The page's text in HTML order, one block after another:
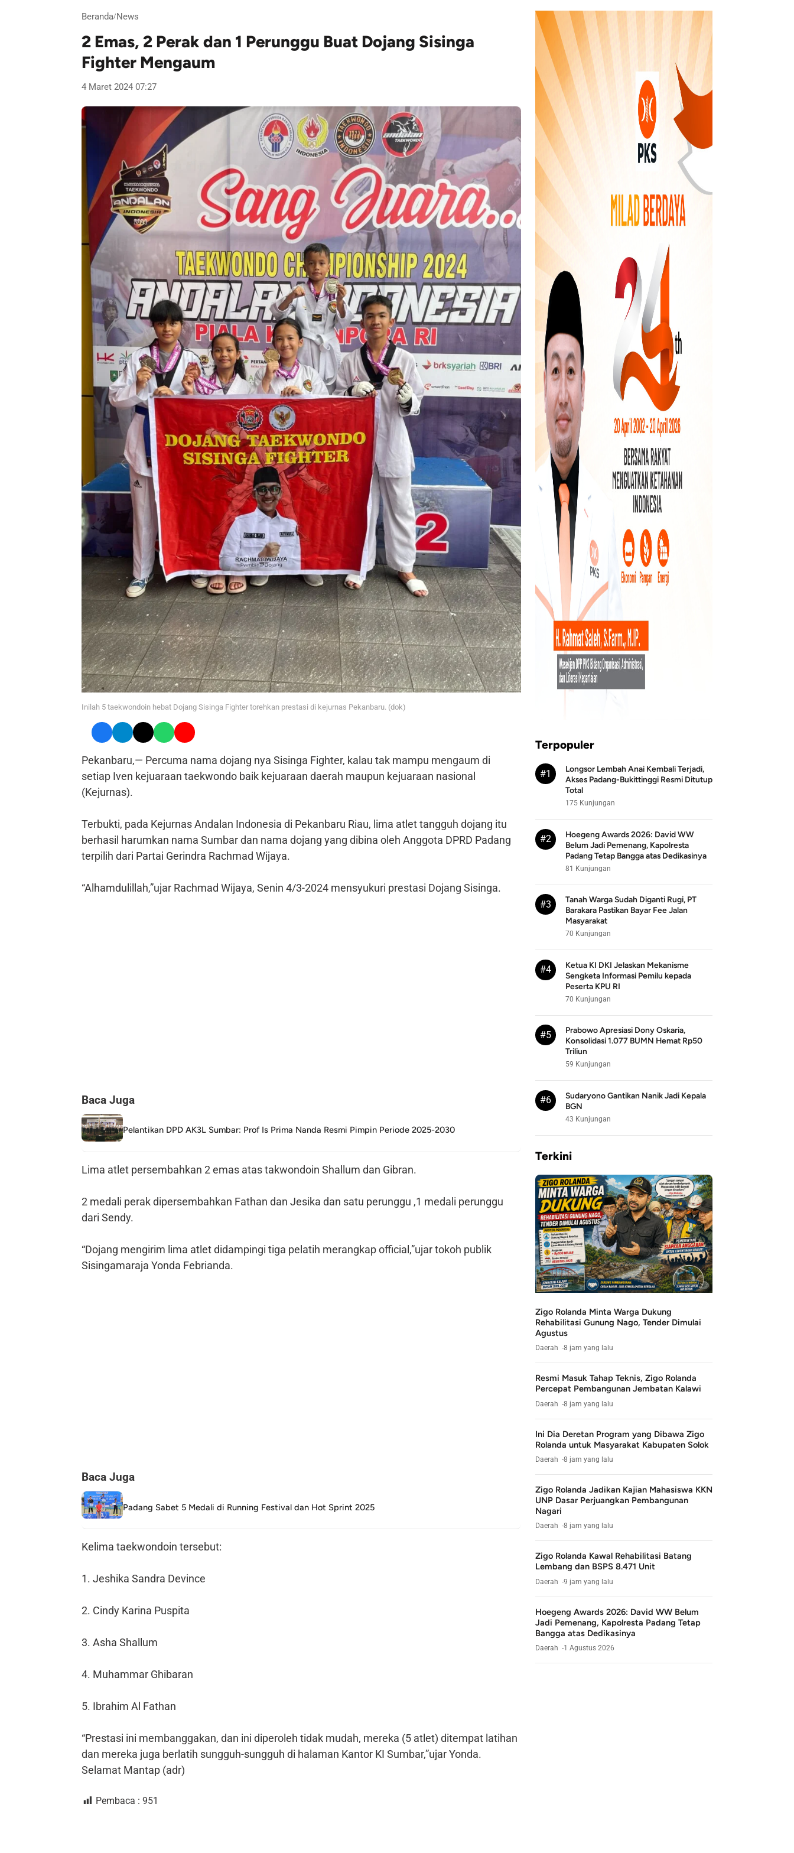
Beranda/News
2 Emas, 2 Perak dan 1 Perunggu Buat Dojang Sisinga
Fighter Mengaum
4 Maret 2024 07:27
Inilah 5 taekwondoin hebat Dojang Sisinga Fighter torehkan prestasi di kejurnas Pekanbaru. (dok)
Pekanbaru,— Percuma nama dojang nya Sisinga Fighter, kalau tak mampu mengaum di
setiap Iven kejuaraan taekwondo baik kejuaraan daerah maupun kejuaraan nasional
(Kejurnas).
Terbukti, pada Kejurnas Andalan Indonesia di Pekanbaru Riau, lima atlet tangguh dojang itu
berhasil harumkan nama Sumbar dan nama dojang yang dibina oleh Anggota DPRD Padang
terpilih dari Partai Gerindra Rachmad Wijaya.
“Alhamdulillah,”ujar Rachmad Wijaya, Senin 4/3-2024 mensyukuri prestasi Dojang Sisinga.
Baca Juga
Pelantikan DPD AK3L Sumbar: Prof Is Prima Nanda Resmi Pimpin Periode 2025-2030
Lima atlet persembahkan 2 emas atas takwondoin Shallum dan Gibran.
2 medali perak dipersembahkan Fathan dan Jesika dan satu perunggu ,1 medali perunggu
dari Sendy.
“Dojang mengirim lima atlet didampingi tiga pelatih merangkap official,”ujar tokoh publik
Sisingamaraja Yonda Febrianda.
Baca Juga
Padang Sabet 5 Medali di Running Festival dan Hot Sprint 2025
Kelima taekwondoin tersebut:
1. Jeshika Sandra Devince
2. Cindy Karina Puspita
3. Asha Shallum
4. Muhammar Ghibaran
5. Ibrahim Al Fathan
“Prestasi ini membanggakan, dan ini diperoleh tidak mudah, mereka (5 atlet) ditempat latihan
dan mereka juga berlatih sungguh-sungguh di halaman Kantor KI Sumbar,”ujar Yonda.
Selamat Mantap (adr)
Pembaca : 951
Terpopuler
#1
Longsor Lembah Anai Kembali Terjadi,
Akses Padang-Bukittinggi Resmi Ditutup
Total
175 Kunjungan
#2
Hoegeng Awards 2026: David WW
Belum Jadi Pemenang, Kapolresta
Padang Tetap Bangga atas Dedikasinya
81 Kunjungan
#3
Tanah Warga Sudah Diganti Rugi, PT
Barakara Pastikan Bayar Fee Jalan
Masyarakat
70 Kunjungan
#4
Ketua KI DKI Jelaskan Mekanisme
Sengketa Informasi Pemilu kepada
Peserta KPU RI
70 Kunjungan
#5
Prabowo Apresiasi Dony Oskaria,
Konsolidasi 1.077 BUMN Hemat Rp50
Triliun
59 Kunjungan
#6
Sudaryono Gantikan Nanik Jadi Kepala
BGN
43 Kunjungan
Terkini
Zigo Rolanda Minta Warga Dukung
Rehabilitasi Gunung Nago, Tender Dimulai
Agustus
Daerah 8 jam yang lalu
Resmi Masuk Tahap Teknis, Zigo Rolanda
Percepat Pembangunan Jembatan Kalawi
Daerah 8 jam yang lalu
Ini Dia Deretan Program yang Dibawa Zigo
Rolanda untuk Masyarakat Kabupaten Solok
Daerah 8 jam yang lalu
Zigo Rolanda Jadikan Kajian Mahasiswa KKN
UNP Dasar Perjuangkan Pembangunan
Nagari
Daerah 8 jam yang lalu
Zigo Rolanda Kawal Rehabilitasi Batang
Lembang dan BSPS 8.471 Unit
Daerah 9 jam yang lalu
Hoegeng Awards 2026: David WW Belum
Jadi Pemenang, Kapolresta Padang Tetap
Bangga atas Dedikasinya
Daerah 1 Agustus 2026